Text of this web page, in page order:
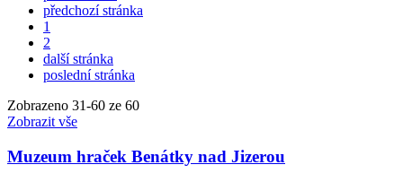
předchozí stránka
1
2
další stránka
poslední stránka
Zobrazeno 31-60 ze 60
Zobrazit vše
Muzeum hraček Benátky nad Jizerou